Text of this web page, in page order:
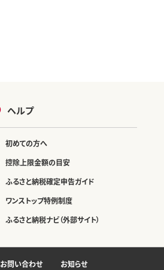
ヘルプ
初めての方へ
控除上限金額の目安
ふるさと納税確定申告ガイド
ワンストップ特例制度
ふるさと納税ナビ（外部サイト）
お問い合わせ お知らせ